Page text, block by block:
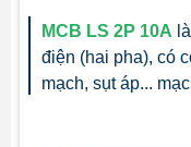
MCB LS 2P 10A
điện (hai pha), có
mạch, sụt áp...